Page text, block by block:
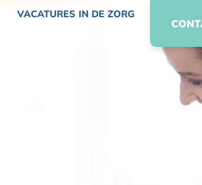
VACATURES IN DE ZORG
je